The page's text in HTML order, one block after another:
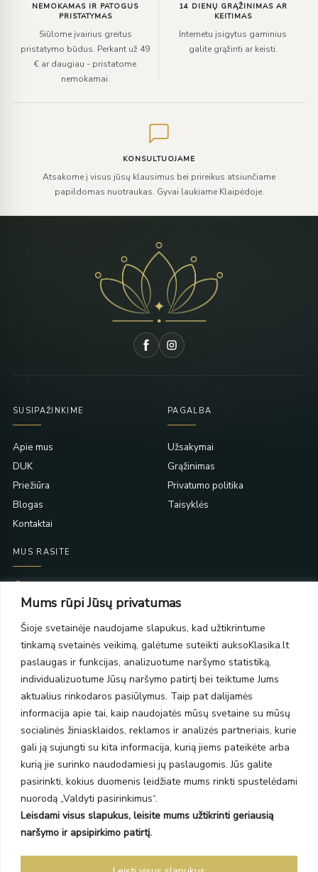
Mums rūpi Jūsų privatumas
Šioje svetainėje naudojame slapukus, kad užtikrintume
tinkamą svetainės veikimą, galėtume suteikti auksoKlasika.lt
paslaugas ir funkcijas, analizuotume naršymo statistiką,
individualizuotume Jūsų naršymo patirtį bei teiktume Jums
aktualius rinkodaros pasiūlymus. Taip pat dalijamės
informacija apie tai, kaip naudojatės mūsų svetaine su mūsų
socialinės žiniasklaidos, reklamos ir analizės partneriais, kurie
gali ją sujungti su kita informacija, kurią jiems pateikėte arba
kurią jie surinko naudodamiesi jų paslaugomis. Jūs galite
pasirinkti, kokius duomenis leidžiate mums rinkti spustelėdami
nuorodą „Valdyti pasirinkimus“.
Leisdami visus slapukus, leisite mums užtikrinti geriausią
naršymo ir apsipirkimo patirtį.
NEMOKAMAS IR PATOGUS
PRISTATYMAS
Siūlome įvairius greitus
pristatymo būdus. Perkant už 49
€ ar daugiau - pristatome
nemokamai.
14 DIENŲ GRĄŽINIMAS AR
KEITIMAS
Internetu įsigytus gaminius
galite grąžinti ar keisti.
KONSULTUOJAME
Atsakome į visus jūsų klausimus bei prireikus atsiunčiame
papildomas nuotraukas. Gyvai laukiame Klaipėdoje.
SUSIPAŽINKIME
Apie mus
DUK
Priežiūra
Blogas
Kontaktai
PAGALBA
Užsakymai
Grąžinimas
Privatumo politika
Taisyklės
MUS RASITE
PC Molas, Klaipėda
PC BIG 2, Klaipėda
Šilutės pl. 35
PC Banginis, Klaipėda
NAUJIENLAIŠKIS
Prenumeruokite ir gaukite pasiūlymus, naujienas bei riboto
leidimo kolekcijas.
SIŲSTI